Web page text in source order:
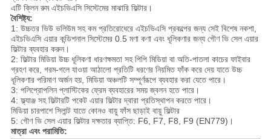
এটি ক্লিন রুম এইচভিএসি সিস্টেমের মাঝারি ফিল্টার।
বৈশিষ্ট্য:
1: উচ্চতর ভিউ ভলিউম সহ কম প্রতিরোধেরে এইচভিএসি প্রকল্পের জন্য সেই বিশেষ নকশা,
এইচভিএসি এয়ার কন্ডিশনাল সিস্টেমের 0.5 মণা কণা এবং ধূলিকণার জন্য গৌণ ভি সেল এয়ার
ফিল্টার ব্যবহার করুন।
2: ফিল্টার মিডিয়া উচ্চ ধূলিকণা ধারণক্ষমতা সহ পিপি মিডিয়া বা অতি-পাতলা কাচের ফাইবার
গ্রহণ করে, গরম-গলে যাওয়া আঠালো প্রতিটি ধরণের নিয়মিত ফাঁক করে দেয় যাতে উচ্চ
ধূলিকণার পরিমাণ অর্জন হয়, মিডিয়া অঞ্চলটি সম্পূর্ণরূপে ব্যবহার করা যেতে পারে।
3: পলিপ্রোপলিন প্লাস্টিকের ফ্রেম ব্যবহারের সময় জ্বলন হতে পারে।
4: ফ্ল্যাঞ্জ সহ ফিল্টারটি পকেট এয়ার ফিল্টার দ্বারা প্রতিস্থাপন করতে পারে।
মিডিয়া চারপাশে সিলান্ট যাতে কোনও বায়ু ফাঁস ছাড়াই বায়ু ফিল্টার
5: গৌণ ভি সেল এয়ার ফিল্টার দক্ষতার ব্যাপ্তি: F6, F7, F8, F9 (EN779)।
মাত্রা এবং পরামিতি: